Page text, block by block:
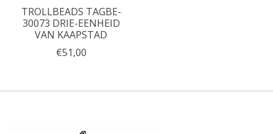
TROLLBEADS TAGBE-
30073 DRIE-EENHEID
VAN KAAPSTAD
€51,00